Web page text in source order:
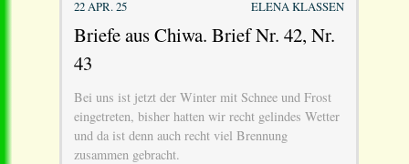
22 APR. 25 ELENA KLASSEN
Briefe aus Chiwa. Brief Nr. 42, Nr.
43
Bei uns ist jetzt der Winter mit Schnee und Frost
eingetreten, bisher hatten wir recht gelindes Wetter
und da ist denn auch recht viel Brennung
zusammen gebracht.